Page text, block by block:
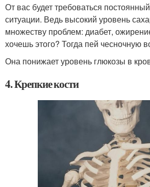
От вас будет требоваться
ситуации. Ведь высокий уровень
множеству проблем: диабет,
хочешь этого? Тогда пей чесночную
Она понижает уровень глюкозы в
4. Крепкие кости